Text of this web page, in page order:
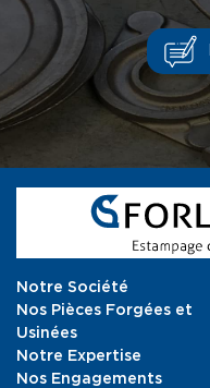
Notre Société
Nos Pièces Forgées et
Usinées
Notre Expertise
Nos Engagements